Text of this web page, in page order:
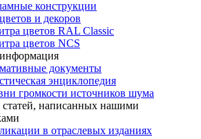
конструкции
и декоров
цветов RAL Сlassic
цветов NCS
документы
энциклопедия
громкости источников шума
написанных нашими
в отраслевых изданиях